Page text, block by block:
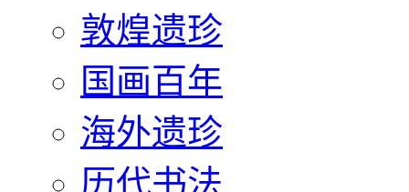
敦煌遗珍
国画百年
海外遗珍
历代书法